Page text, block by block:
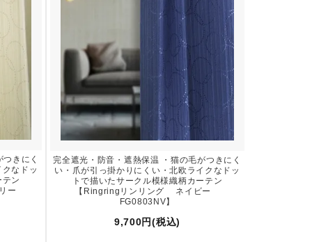
きにく
なドッ
ン
ー
完全遮光・防音・遮熱保温 ・猫の毛がつきにく
い・爪が引っ掛かりにくい・北欧ライクなドッ
トで描いたサークル模様織柄カーテン
【Ringringリンリング ネイビー
FG0803NV】
9,700円(税込)